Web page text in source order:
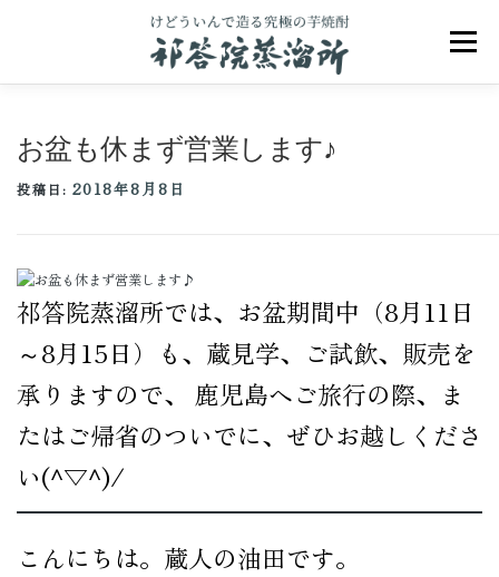
メニュ
商品一覧 アクセス お問合せ ブログ
お盆も休まず営業します♪
投稿日: 2018年8月8日
祁答院蒸溜所では、お盆期間中（8月11日
～8月15日）も、蔵見学、ご試飲、販売を
承りますので、 鹿児島へご旅行の際、ま
たはご帰省のついでに、ぜひお越しくださ
い(^▽^)/
こんにちは。蔵人の油田です。